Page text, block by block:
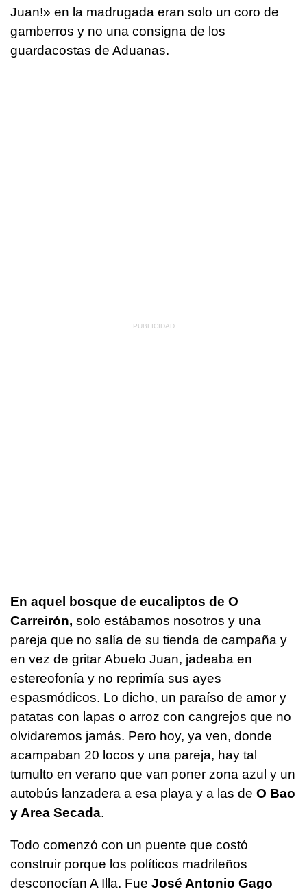
Juan!» en la madrugada eran solo un coro de
gamberros y no una consigna de los
guardacostas de Aduanas.
En aquel bosque de eucaliptos de O
Carreirón, solo estábamos nosotros y una
pareja que no salía de su tienda de campaña y
en vez de gritar Abuelo Juan, jadeaba en
estereofonía y no reprimía sus ayes
espasmódicos. Lo dicho, un paraíso de amor y
patatas con lapas o arroz con cangrejos que no
olvidaremos jamás. Pero hoy, ya ven, donde
acampaban 20 locos y una pareja, hay tal
tumulto en verano que van poner zona azul y un
autobús lanzadera a esa playa y a las de O Bao
y Area Secada.
Todo comenzó con un puente que costó
construir porque los políticos madrileños
desconocían A Illa. Fue José Antonio Gago